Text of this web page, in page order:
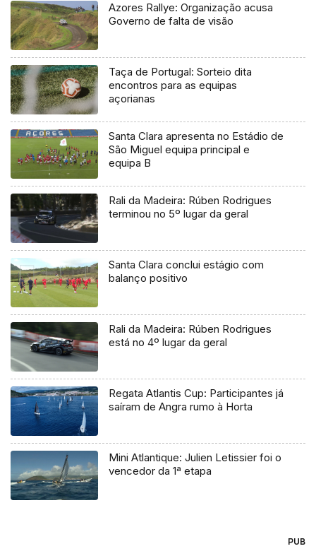
Azores Rallye: Organização acusa
Governo de falta de visão
Taça de Portugal: Sorteio dita
encontros para as equipas
açorianas
Santa Clara apresenta no Estádio de
São Miguel equipa principal e
equipa B
Rali da Madeira: Rúben Rodrigues
terminou no 5º lugar da geral
Santa Clara conclui estágio com
balanço positivo
Rali da Madeira: Rúben Rodrigues
está no 4º lugar da geral
Regata Atlantis Cup: Participantes já
saíram de Angra rumo à Horta
Mini Atlantique: Julien Letissier foi o
vencedor da 1ª etapa
PUB